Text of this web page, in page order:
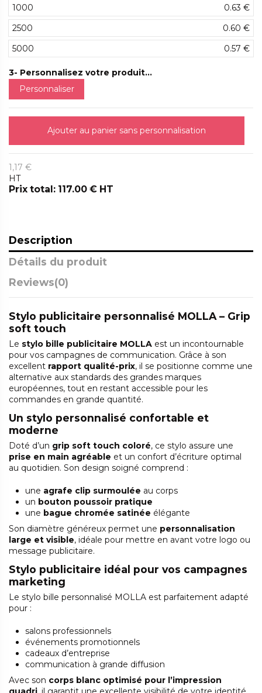
1000
0.63 €
2500
0.60 €
5000
0.57 €
3- Personnalisez votre produit...
Personnaliser
Ajouter au panier sans personnalisation
1,17 €
HT
Prix total: 117.00 € HT
Description
Détails du produit
Reviews(0)
Stylo publicitaire personnalisé MOLLA – Grip
soft touch
Le stylo bille publicitaire MOLLA est un incontournable
pour vos campagnes de communication. Grâce à son
excellent rapport qualité-prix, il se positionne comme une
alternative aux standards des grandes marques
européennes, tout en restant accessible pour les
commandes en grande quantité.
Un stylo personnalisé confortable et
moderne
Doté d’un grip soft touch coloré, ce stylo assure une
prise en main agréable et un confort d’écriture optimal
au quotidien. Son design soigné comprend :
une agrafe clip surmoulée au corps
un bouton poussoir pratique
une bague chromée satinée élégante
Son diamètre généreux permet une personnalisation
large et visible, idéale pour mettre en avant votre logo ou
message publicitaire.
Stylo publicitaire idéal pour vos campagnes
marketing
Le stylo bille personnalisé MOLLA est parfaitement adapté
pour :
salons professionnels
événements promotionnels
cadeaux d’entreprise
communication à grande diffusion
Avec son corps blanc optimisé pour l’impression